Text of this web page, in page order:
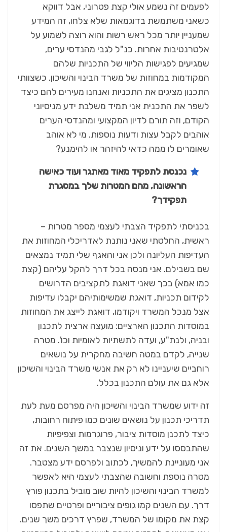
לפעמים זה נשמע אולי קצת פטרוני, אבל דווקא
כשאני משתמשת בדוגמאות שלא צלחו, זה המידע
שמעניין יותר מכל ראש רשות והוא רוצה לשמוע על
אלטרנטיבות אחרות. כנ"ל לגבי מהנדסי ערים,
שמגיעים לפגישות הליווי של התכניות שלהם
המקודמות במחוזות של משרד הבינוי והשיכון. כשצוותי
התכנון מציגים את התכניות ואנחנו מעירים להם כיצד
לשפר את התכנית אני תמיד משלבת ידע מניסיוני
הקודם, וזה תורם לדיון המקצועי ומהנדסי הערים
אוהבים לקבל עצות ודעות נוספות. מי לא אוהב
שאומרים לו ממה כדאי להיזהר או להימנע?
נכנסת לתפקיד מאוד מאתגר ועוד כאישה
הראשונה, מהם המטרות שלך במסגרת
תפקידך?
בכניסתי לתפקיד הצבתי לעצמי מספר מטרות –
ראשית, החלטתי שאני נותנת לאדריכלי המחוזות את
העדיפות העליונה ולכן אני והאגף שלי תמיד נמצאים
שם בשבילם. אני מנסה בכל דרך להקל עליהם (קצת
כמו אמא) בכך שאני דואגת לתקציבים הדרושים
לקידום תכניות, דואגת שמשימותיהם יקבלו עדיפות
אצל מנכל המשרד ויקודמו, דואגת לייצג את המחוזות
במוסדות התכנון הארציים: מועצה ארצית לתכנון
ובניה, ולנת"ע, ועדה לתשתיות לאומיות וכו'. מטרה
שנייה, לקדם במטה חשיבה מחקרית על נושאים
רוחביים שיעניינו לא רק את אנשי משרד הבינוי והשיכון
אלא גם את עולם התכנון בכלל.
זה ידוע שמשרד הבינוי והשיכון היה מפרסם מעת לעת
תדריכי תכנון על נושאים שונים כמו פיתוח רחובות,
כיצד לתכנן מוסדות ציבור, פרוגרמות וצפיפיות
שהתבססו על ידע וניסיון שנצבר במשך השנים. את זה
אני מעוניינת להמשיך, לכתוב ולפרסם ידע מצטבר.
מטרה נוספת וחשובה שהצבתי לעצמי היא לאפשר
למשרד הבינוי והשיכון להיות שוב מוביל בתכנון פורץ
דרך. עם השנים קמו גופים ציבוריים ופרטיים שתפסו
קצת את מקומו של המשרד, שפרץ דרכים משך שנים.